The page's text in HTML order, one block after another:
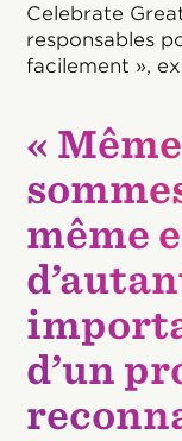
Celebrate
responsables
facilement »,
«
même
d’un